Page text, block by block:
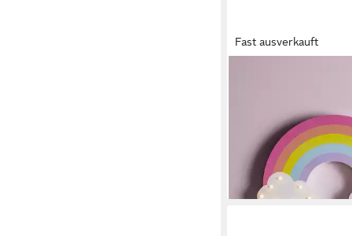
Fast ausverkauft
10,99 € UVP 21,99 €
-50%
lieferbar - in 3-4